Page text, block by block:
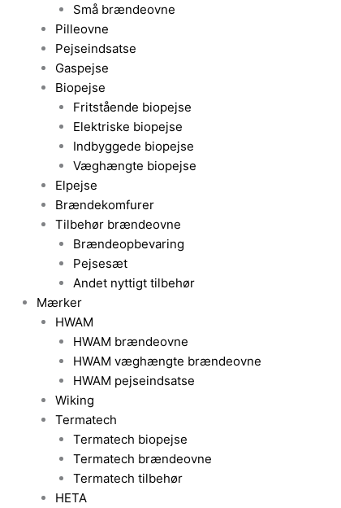
Små brændeovne
Pilleovne
Pejseindsatse
Gaspejse
Biopejse
Fritstående biopejse
Elektriske biopejse
Indbyggede biopejse
Væghængte biopejse
Elpejse
Brændekomfurer
Tilbehør brændeovne
Brændeopbevaring
Pejsesæt
Andet nyttigt tilbehør
Mærker
HWAM
HWAM brændeovne
HWAM væghængte brændeovne
HWAM pejseindsatse
Wiking
Termatech
Termatech biopejse
Termatech brændeovne
Termatech tilbehør
HETA